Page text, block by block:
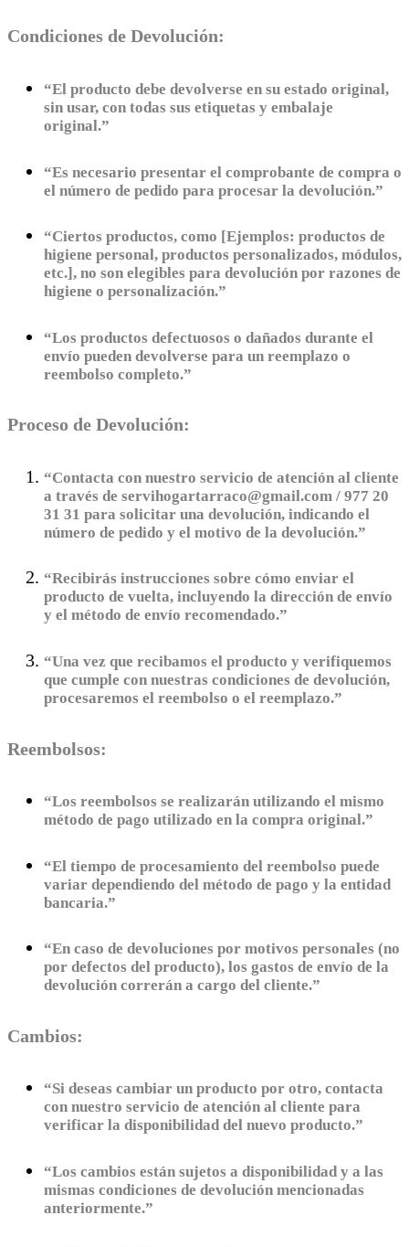
Condiciones de Devolución:
“El producto debe devolverse en su estado original,
sin usar, con todas sus etiquetas y embalaje
original.”
“Es necesario presentar el comprobante de compra o
el número de pedido para procesar la devolución.”
“Ciertos productos, como [Ejemplos: productos de
higiene personal, productos personalizados, módulos,
etc.], no son elegibles para devolución por razones de
higiene o personalización.”
“Los productos defectuosos o dañados durante el
envío pueden devolverse para un reemplazo o
reembolso completo.”
Proceso de Devolución:
“Contacta con nuestro servicio de atención al cliente
a través de servihogartarraco@gmail.com / 977 20
31 31 para solicitar una devolución, indicando el
número de pedido y el motivo de la devolución.”
“Recibirás instrucciones sobre cómo enviar el
producto de vuelta, incluyendo la dirección de envío
y el método de envío recomendado.”
“Una vez que recibamos el producto y verifiquemos
que cumple con nuestras condiciones de devolución,
procesaremos el reembolso o el reemplazo.”
Reembolsos:
“Los reembolsos se realizarán utilizando el mismo
método de pago utilizado en la compra original.”
“El tiempo de procesamiento del reembolso puede
variar dependiendo del método de pago y la entidad
bancaria.”
“En caso de devoluciones por motivos personales (no
por defectos del producto), los gastos de envío de la
devolución correrán a cargo del cliente.”
Cambios:
“Si deseas cambiar un producto por otro, contacta
con nuestro servicio de atención al cliente para
verificar la disponibilidad del nuevo producto.”
“Los cambios están sujetos a disponibilidad y a las
mismas condiciones de devolución mencionadas
anteriormente.”